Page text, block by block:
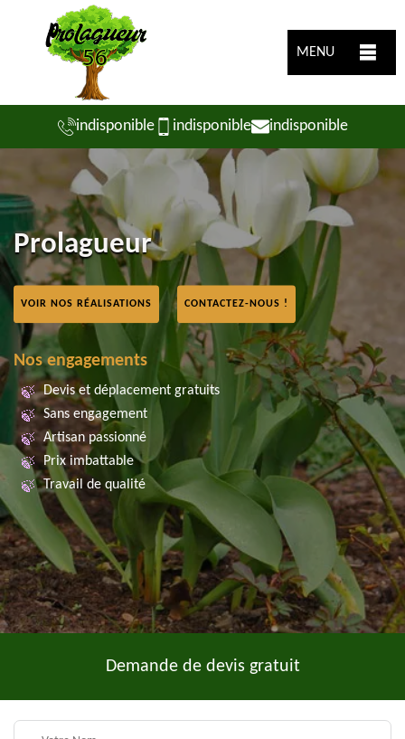
MENU
indisponible indisponible indisponible
Prolagueur
VOIR NOS RÉALISATIONS CONTACTEZ-NOUS !
Nos engagements
Devis et déplacement gratuits
Sans engagement
Artisan passionné
Prix imbattable
Travail de qualité
Demande de devis gratuit